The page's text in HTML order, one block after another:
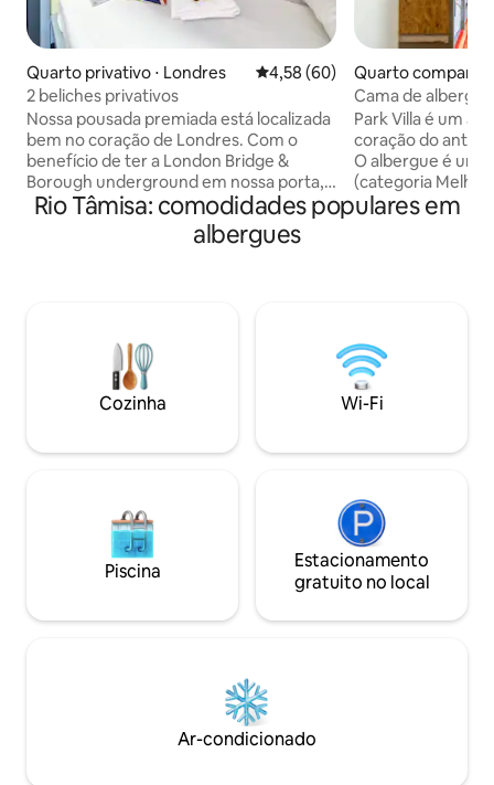
Quarto privativo ⋅ Londres 4,58 de uma avaliação média
4,58 (60)
2 beliches privativos
Nossa pousada premiada está localizada
bem no coração de Londres. Com o
benefício de ter a London Bridge &
Borough underground em nossa porta,
oferecemos a localização perfeita para
conectá-lo ao resto da cidade. O nosso
famoso bar Belushi 's está localizado
fornecemos WiFi gratuito, uma
variedade de dormitórios modernos e
quartos privados, lavanderia, um terraço
no telhado e uma recepção 24 horas.
Quarto
dres
Cama de
de 8 leitos —
Park Villa é um
coração do antigo
O albergue é
(categoria
Inglaterra) da
superior ou
através deste
reservas diretas. Este quarto tem um
banheiro
Rio Tâmisa: comodidades populares em
albergues
Cozinha Wi-Fi
Piscina
Estacionamento
gratuito no local
Ar-condicionado